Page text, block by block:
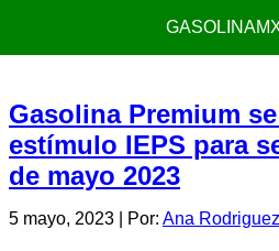
Gasolina Premium
estímulo IEPS para
de mayo 2023
5 mayo, 2023 | Por: Ana Rodriguez